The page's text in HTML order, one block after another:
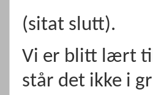
(sitat slutt).
Vi er blitt lært
står det ikke i